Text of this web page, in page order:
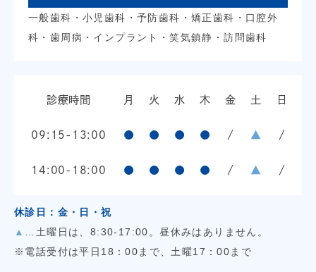
一般歯科・小児歯科・予防歯科・矯正歯科・口腔外
科・歯周病・インプラント・笑気鎮静・訪問歯科
診療時間 月 火 水 木 金 土 日
09:15-13:00 ● ● ● ● / ▲ /
14:00-18:00 ● ● ● ● / ▲ /
休診日：金・日・祝
▲
…土曜日は、8:30-17:00。昼休みはありません。
※電話受付は平日18：00まで、土曜17：00まで